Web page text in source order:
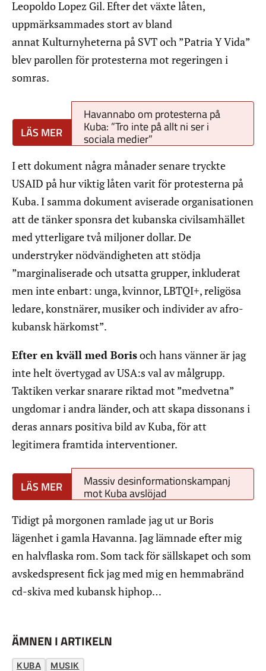
Leopoldo Lopez Gil. Efter det växte låten,
uppmärksammades stort av bland
annat Kulturnyheterna på SVT och ”Patria Y Vida”
blev parollen för protesterna mot regeringen i
somras.
Havannabo om protesterna på
Kuba: ”Tro inte på allt ni ser i
sociala medier”
I ett dokument några månader senare tryckte
USAID på hur viktig låten varit för protesterna på
Kuba. I samma dokument aviserade organisationen
att de tänker sponsra det kubanska civilsamhället
med ytterligare två miljoner dollar. De
understryker nödvändigheten att stödja
”marginaliserade och utsatta grupper, inkluderat
men inte enbart: unga, kvinnor, LBTQI+, religösa
ledare, konstnärer, musiker och individer av afro-
kubansk härkomst”.
Efter en kväll med Borisoch hans vänner är jag
inte helt övertygad av USA:s val av målgrupp.
Taktiken verkar snarare riktad mot ”medvetna”
ungdomar i andra länder, och att skapa dissonans i
deras annars positiva bild av Kuba, för att
legitimera framtida interventioner.
Massiv desinformationskampanj
mot Kuba avslöjad
Tidigt på morgonen ramlade jag ut ur Boris
lägenhet i gamla Havanna. Jag lämnade efter mig
en halvflaska rom. Som tack för sällskapet och som
avskedspresent fick jag med mig en hemmabränd
cd-skiva med kubansk hiphop…
ÄMNEN I ARTIKELN
KUBA MUSIK